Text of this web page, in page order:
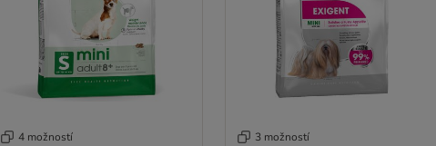
4 možností 3 možností